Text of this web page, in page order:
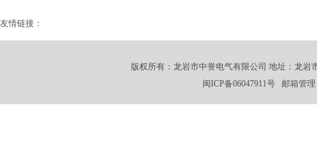
友情链接：
版权所有：龙岩市中誉电气有限公司 地址：龙岩
闽ICP备06047911号 邮箱管